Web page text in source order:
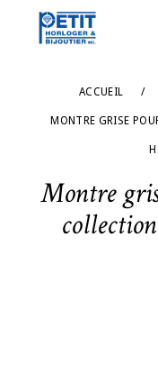
ACCUEIL /
MONTRE GRISE
Montre